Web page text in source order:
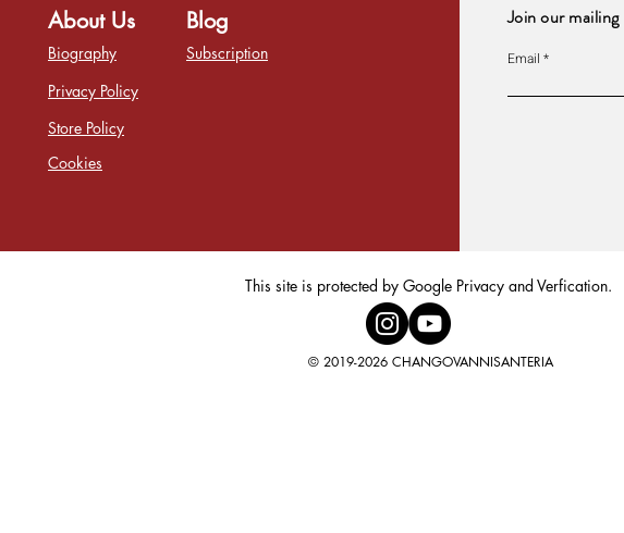
About Us
Biography
Privacy Policy
Store Policy
Cookies
Blog
Subscription
Join our
Email
This site is protected by Google Privacy and Verfication.
© 2019-2026 CHANGOVANNISANTERIA